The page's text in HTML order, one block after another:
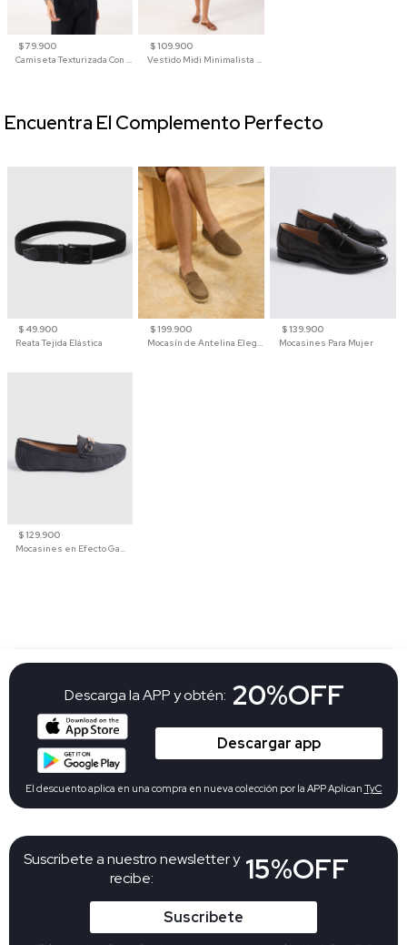
$ 79.900
Camiseta Texturizada Con Cuello En V Para Mujer
$ 109.900
Vestido Midi Minimalista De Silueta Amplia
$ 49.900
Reata Tejida Elástica
$ 199.900
$ 139.900
Mocasines Para Mujer
$ 129.900
Mocasines en Efecto Gamuzado Para Mujer
Encuentra El Complemento Perfecto
Suscribete a nuestro newsletter y
recibe:
15%OFF
Suscribete
Descarga la APP y obtén: 20%OFF
Descargar app
El descuento aplica en una compra en nueva colección por la APP Aplican TyC